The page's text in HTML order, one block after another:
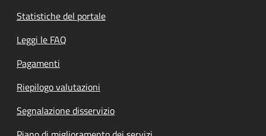
Statistiche del portale
Leggi le FAQ
Pagamenti
Riepilogo valutazioni
Segnalazione disservizio